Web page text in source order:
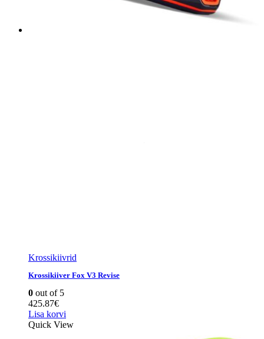
Krossikiivrid
Krossikiiver Fox V3 Revise
0 out of 5
425.87€
Lisa korvi
Quick View